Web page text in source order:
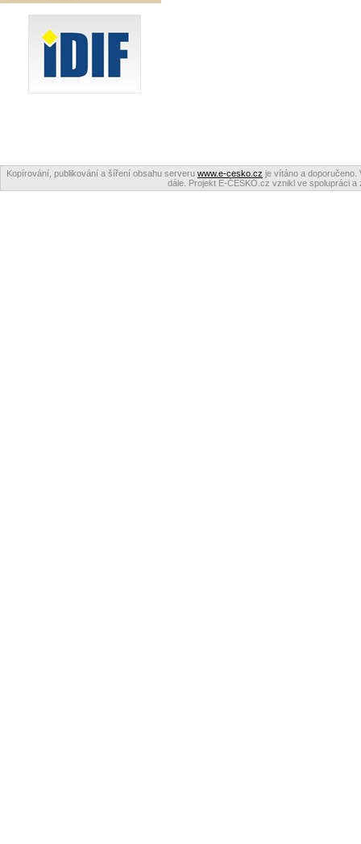
Kopírování, publikování a šíření obsahu serveru www.e-cesko.cz je vítáno a doporučeno.
dále. Projekt E-ČESKO.cz vznikl ve spolupráci